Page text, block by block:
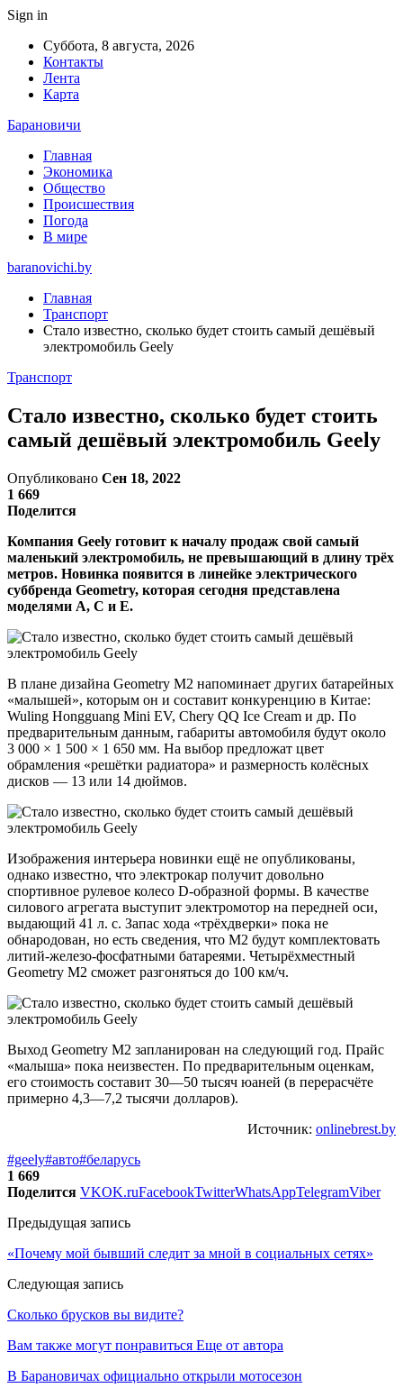
Sign in
Суббота, 8 августа, 2026
Контакты
Лента
Карта
Барановичи
Главная
Экономика
Общество
Происшествия
Погода
В мире
baranovichi.by
Главная
Транспорт
Стало известно, сколько будет стоить самый дешёвый
электромобиль Geely
Транспорт
Стало известно, сколько будет стоить
самый дешёвый электромобиль Geely
Опубликовано Сен 18, 2022
1 669
Поделится
Компания Geely готовит к началу продаж свой самый
маленький электромобиль, не превышающий в длину трёх
метров. Новинка появится в линейке электрического
суббренда Geometry, которая сегодня представлена
моделями A, C и E.
В плане дизайна Geometry M2 напоминает других батарейных
«малышей», которым он и составит конкуренцию в Китае:
Wuling Hongguang Mini EV, Chery QQ Ice Cream и др. По
предварительным данным, габариты автомобиля будут около
3 000 × 1 500 × 1 650 мм. На выбор предложат цвет
обрамления «решётки радиатора» и размерность колёсных
дисков — 13 или 14 дюймов.
Изображения интерьера новинки ещё не опубликованы,
однако известно, что электрокар получит довольно
спортивное рулевое колесо D-образной формы. В качестве
силового агрегата выступит электромотор на передней оси,
выдающий 41 л. с. Запас хода «трёхдверки» пока не
обнародован, но есть сведения, что M2 будут комплектовать
литий-железо-фосфатными батареями. Четырёхместный
Geometry M2 сможет разгоняться до 100 км/ч.
Выход Geometry M2 запланирован на следующий год. Прайс
«малыша» пока неизвестен. По предварительным оценкам,
его стоимость составит 30—50 тысяч юаней (в перерасчёте
примерно 4,3—7,2 тысячи долларов).
Источник: onlinebrest.by
#geely#авто#беларусь
1 669
Поделится VKOK.ruFacebookTwitterWhatsAppTelegramViber
Предыдущая запись
«Почему мой бывший следит за мной в социальных сетях»
Следующая запись
Сколько брусков вы видите?
Вам также могут понравиться Еще от автора
В Барановичах официально открыли мотосезон